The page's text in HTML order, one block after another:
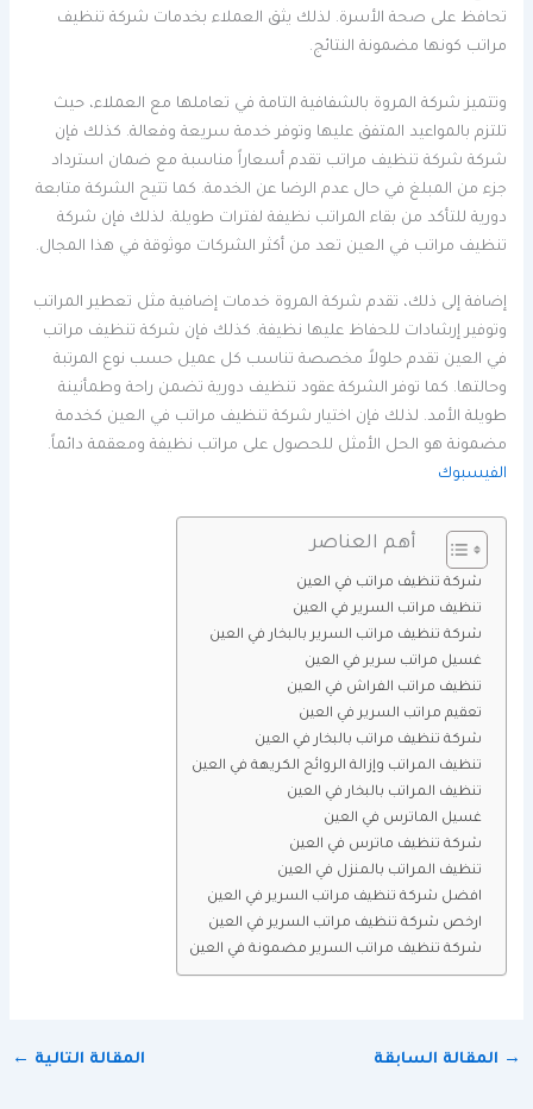
تحافظ على صحة الأسرة. لذلك يثق العملاء بخدمات شركة تنظيف
مراتب كونها مضمونة النتائج.
وتتميز شركة المروة بالشفافية التامة في تعاملها مع العملاء، حيث
تلتزم بالمواعيد المتفق عليها وتوفر خدمة سريعة وفعالة. كذلك فإن
شركة شركة تنظيف مراتب تقدم أسعاراً مناسبة مع ضمان استرداد
جزء من المبلغ في حال عدم الرضا عن الخدمة. كما تتيح الشركة متابعة
دورية للتأكد من بقاء المراتب نظيفة لفترات طويلة. لذلك فإن شركة
تنظيف مراتب في العين تعد من أكثر الشركات موثوقة في هذا المجال.
إضافة إلى ذلك، تقدم شركة المروة خدمات إضافية مثل تعطير المراتب
وتوفير إرشادات للحفاظ عليها نظيفة. كذلك فإن شركة تنظيف مراتب
في العين تقدم حلولاً مخصصة تناسب كل عميل حسب نوع المرتبة
وحالتها. كما توفر الشركة عقود تنظيف دورية تضمن راحة وطمأنينة
طويلة الأمد. لذلك فإن اختيار شركة تنظيف مراتب في العين كخدمة
مضمونة هو الحل الأمثل للحصول على مراتب نظيفة ومعقمة دائماً.
الفيسبوك
أهم العناصر
شركة تنظيف مراتب في العين
تنظيف مراتب السرير في العين
شركة تنظيف مراتب السرير بالبخار في العين
غسيل مراتب سرير في العين
تنظيف مراتب الفراش في العين
تعقيم مراتب السرير في العين
شركة تنظيف مراتب بالبخار في العين
تنظيف المراتب وإزالة الروائح الكريهة في العين
تنظيف المراتب بالبخار في العين
غسيل الماترس في العين
شركة تنظيف ماترس في العين
تنظيف المراتب بالمنزل في العين
افضل شركة تنظيف مراتب السرير في العين
ارخص شركة تنظيف مراتب السرير في العين
شركة تنظيف مراتب السرير مضمونة في العين
→ المقالة السابقة المقالة التالية ←